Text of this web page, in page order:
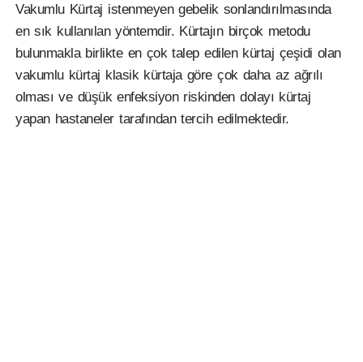
Vakumlu Kürtaj istenmeyen gebelik sonlandırılmasında
en sık kullanılan yöntemdir. Kürtajın birçok metodu
bulunmakla birlikte en çok talep edilen kürtaj çeşidi olan
vakumlu kürtaj klasik kürtaja göre çok daha az ağrılı
olması ve düşük enfeksiyon riskinden dolayı kürtaj
yapan hastaneler tarafından tercih edilmektedir.